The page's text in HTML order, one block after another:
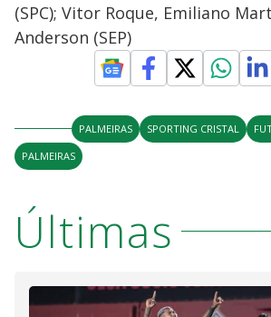
(SPC); Vitor Roque, Emiliano
Anderson (SEP)
PALMEIRAS SPORTING CRISTAL
PALMEIRAS
Últimas